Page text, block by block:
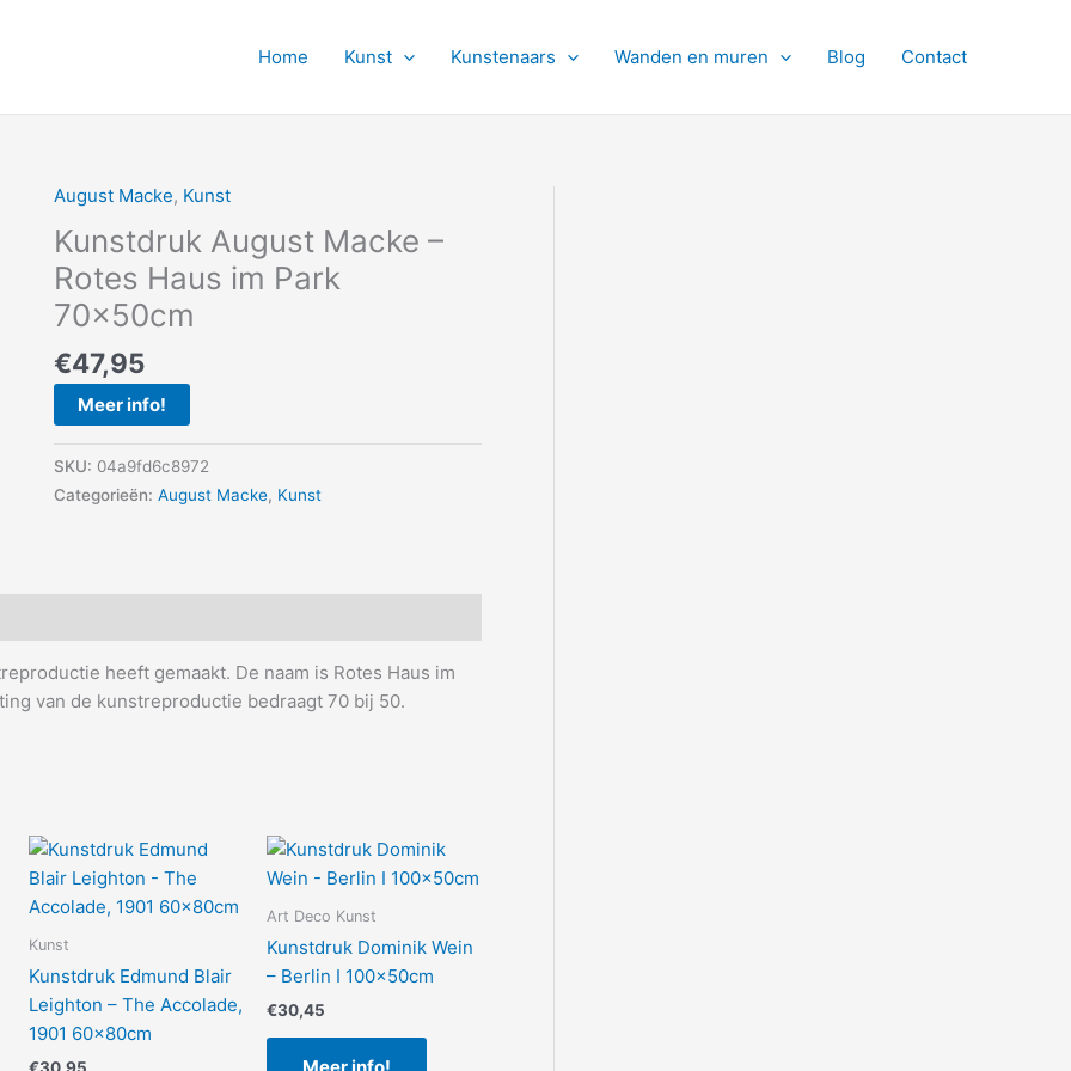
Home Kunst Kunstenaars Wanden en muren Blog Contact
August Macke, Kunst
Kunstdruk August Macke –
Rotes Haus im Park
70x50cm
€47,95
Meer info!
SKU: 04a9fd6c8972
Categorieën: August Macke, Kunst
heeft gemaakt. De naam is Rotes Haus im
van de kunstreproductie bedraagt 70 bij 50.
Kunst
Kunstdruk Edmund Blair
Leighton – The Accolade,
1901 60x80cm
€30,95
Art Deco Kunst
Kunstdruk Dominik Wein
– Berlin I 100x50cm
€30,45